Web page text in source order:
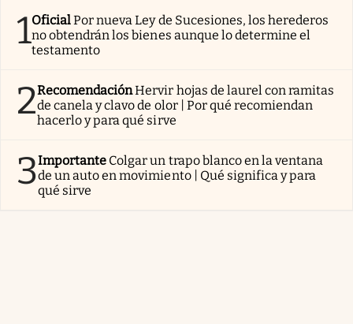
1OficialPor nueva Ley de Sucesiones, los herederos
no obtendrán los bienes aunque lo determine el
testamento
2RecomendaciónHervir hojas de laurel con ramitas
de canela y clavo de olor | Por qué recomiendan
hacerlo y para qué sirve
3Importante Colgar un trapo blanco en la ventana
de un auto en movimiento | Qué significa y para
qué sirve